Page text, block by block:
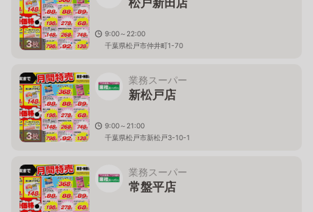
3枚
9:00～22:00
千葉県松戸市仲井町1-70
3枚
業務スーパー
新松戸店
9:00～21:00
千葉県松戸市新松戸3-10-1
業務スーパー
常盤平店